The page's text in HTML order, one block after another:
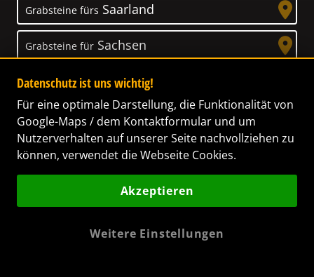
Grabsteine fürs Saarland
Grabsteine für Sachsen
Grabsteine für Sachsen-Anhalt
Grabsteine für Schleswig-Holstein
Grabsteine fürThüringen
Datenschutz ist uns wichtig!
Für eine optimale Darstellung, die Funktionalität von
Google-Maps / dem Kontaktformular und um
Nutzerverhalten auf unserer Seite nachvollziehen zu
können, verwendet die Webseite Cookies.
Akzeptieren
Weitere Einstellungen